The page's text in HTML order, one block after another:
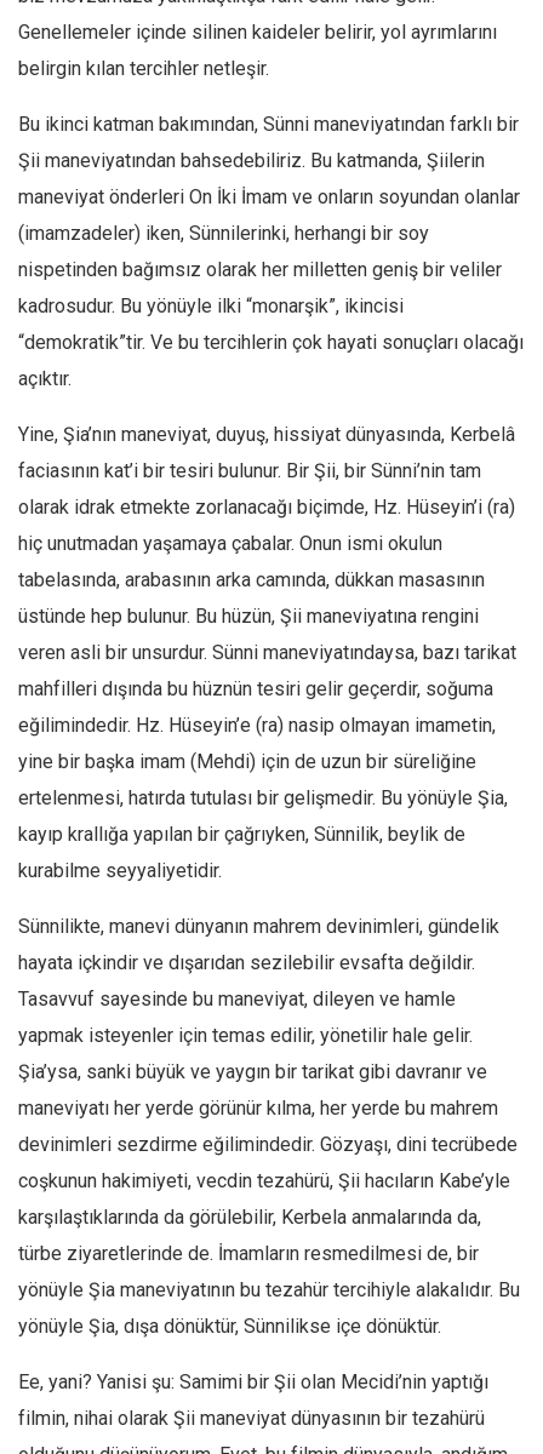
Hayat
Siyaset
Dünya
Afrika
İslam Dünyası
Düşünce
Dosyalar
Genellemeler içinde silinen kaideler belirir, yol ayrımlarını
belirgin kılan tercihler netleşir.
Bu ikinci katman bakımından, Sünni maneviyatından farklı bir
Şii maneviyatından bahsedebiliriz. Bu katmanda, Şiilerin
maneviyat önderleri On İki İmam ve onların soyundan olanlar
(imamzadeler) iken, Sünnilerinki, herhangi bir soy
nispetinden bağımsız olarak her milletten geniş bir veliler
kadrosudur. Bu yönüyle ilki “monarşik”, ikincisi
“demokratik”tir. Ve bu tercihlerin çok hayati sonuçları olacağı
açıktır.
Yine, Şia’nın maneviyat, duyuş, hissiyat dünyasında, Kerbelâ
faciasının kat’i bir tesiri bulunur. Bir Şii, bir Sünni’nin tam
olarak idrak etmekte zorlanacağı biçimde, Hz. Hüseyin’i (ra)
hiç unutmadan yaşamaya çabalar. Onun ismi okulun
tabelasında, arabasının arka camında, dükkan masasının
üstünde hep bulunur. Bu hüzün, Şii maneviyatına rengini
veren asli bir unsurdur. Sünni maneviyatındaysa, bazı tarikat
mahfilleri dışında bu hüznün tesiri gelir geçerdir, soğuma
eğilimindedir. Hz. Hüseyin’e (ra) nasip olmayan imametin,
yine bir başka imam (Mehdi) için de uzun bir süreliğine
ertelenmesi, hatırda tutulası bir gelişmedir. Bu yönüyle Şia,
kayıp krallığa yapılan bir çağrıyken, Sünnilik, beylik de
kurabilme seyyaliyetidir.
Sünnilikte, manevi dünyanın mahrem devinimleri, gündelik
hayata içkindir ve dışarıdan sezilebilir evsafta değildir.
Tasavvuf sayesinde bu maneviyat, dileyen ve hamle
yapmak isteyenler için temas edilir, yönetilir hale gelir.
Şia’ysa, sanki büyük ve yaygın bir tarikat gibi davranır ve
maneviyatı her yerde görünür kılma, her yerde bu mahrem
devinimleri sezdirme eğilimindedir. Gözyaşı, dini tecrübede
coşkunun hakimiyeti, vecdin tezahürü, Şii hacıların Kabe’yle
karşılaştıklarında da görülebilir, Kerbela anmalarında da,
türbe ziyaretlerinde de. İmamların resmedilmesi de, bir
yönüyle Şia maneviyatının bu tezahür tercihiyle alakalıdır. Bu
yönüyle Şia, dışa dönüktür, Sünnilikse içe dönüktür.
Ee, yani? Yanisi şu: Samimi bir Şii olan Mecidi’nin yaptığı
filmin, nihai olarak Şii maneviyat dünyasının bir tezahürü